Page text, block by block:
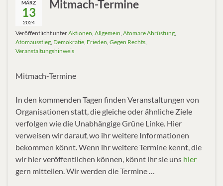
MÄRZ
13
2024
Mitmach-Termine
Veröffentlicht unterAktionen Allgemein Atomare Abrüstung
Atomausstieg Demokratie Frieden Gegen Rechts
Veranstaltungshinweis
Mitmach-Termine
In den kommenden Tagen finden Veranstaltungen von
Organisationen statt, die gleiche oder ähnliche Ziele
verfolgen wie die Unabhängige Grüne Linke. Hier
verweisen wir darauf, wo ihr weitere Informationen
bekommen könnt. Wenn ihr weitere Termine kennt, die
wir hier veröffentlichen können, könnt ihr sie uns hier
gern mitteilen. Wir werden die Termine …